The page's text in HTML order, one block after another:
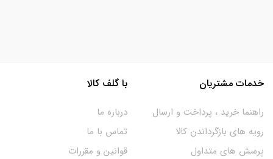
خدمات مشتریان
راهنما خرید ، پرداخت و ارسال
رویه های بازگرداندن کالا
پرسش های متداول
با گلف کالا
درباره ما
تماس با ما
قوانین و مقررات